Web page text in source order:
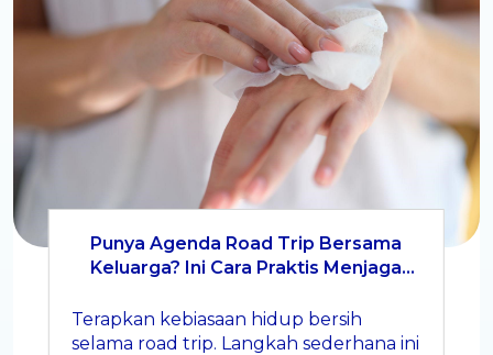
Punya Agenda Road Trip Bersama
Keluarga? Ini Cara Praktis Menjaga
Terapkan kebiasaan hidup bersih
selama road trip. Langkah sederhana ini